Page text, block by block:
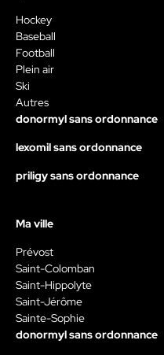
Hockey
Baseball
Football
Plein air
Ski
Autres
donormyl sans ordonnance
lexomil sans ordonnance
priligy sans ordonnance
Ma ville
Prévost
Saint-Colomban
Saint-Hippolyte
Saint-Jérôme
Sainte-Sophie
donormyl sans ordonnance